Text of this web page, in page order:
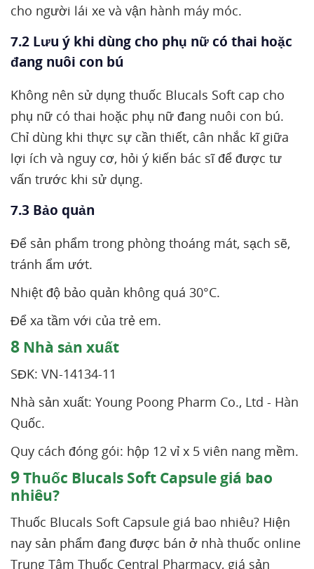
cho người lái xe và vận hành máy móc.
7.2 Lưu ý khi dùng cho phụ nữ có thai hoặc
đang nuôi con bú
Không nên sử dụng thuốc Blucals Soft cap cho
phụ nữ có thai hoặc phụ nữ đang nuôi con bú.
Chỉ dùng khi thực sự cần thiết, cân nhắc kĩ giữa
lợi ích và nguy cơ, hỏi ý kiến bác sĩ để được tư
vấn trước khi sử dụng.
7.3 Bảo quản
Để sản phẩm trong phòng thoáng mát, sạch sẽ,
tránh ẩm ướt.
Nhiệt độ bảo quản không quá 30°C.
Để xa tầm với của trẻ em.
8 Nhà sản xuất
SĐK: VN-14134-11
Nhà sản xuất: Young Poong Pharm Co., Ltd - Hàn
Quốc.
Quy cách đóng gói: hộp 12 vỉ x 5 viên nang mềm.
9Thuốc Blucals Soft Capsule giá bao
nhiêu?
Thuốc Blucals Soft Capsule giá bao nhiêu? Hiện
nay sản phẩm đang được bán ở nhà thuốc online
Trung Tâm Thuốc Central Pharmacy, giá sản